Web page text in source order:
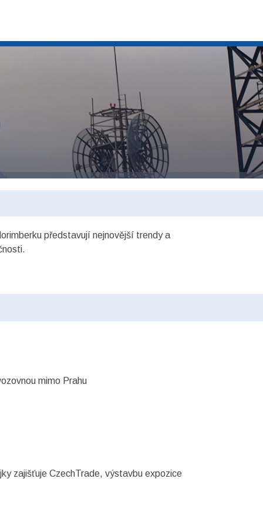
představují nejnovější trendy a
mimo Prahu
zajišťuje CzechTrade, výstavbu expozice